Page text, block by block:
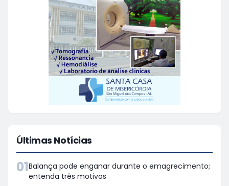
Últimas Notícias
01Balança pode enganar durante o emagrecimento;
entenda três motivos